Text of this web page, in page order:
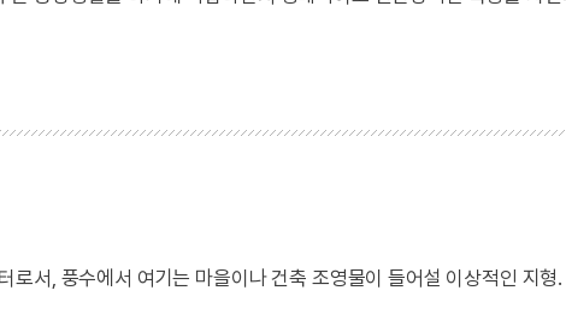
서, 풍수에서 여기는 마을이나 건축 조영물이 들어설 이상적인 지형.